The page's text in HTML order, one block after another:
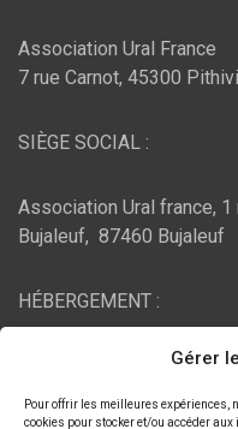
Gérer
Pour offrir les meilleures
cookies pour stocker et/ou accéder
Association Ural France
7 rue Carnot, 45300
SIÈGE SOCIAL :
Association Ural france,
Bujaleuf, 87460 Bujaleuf
HÉBERGEMENT :
, Chemin des